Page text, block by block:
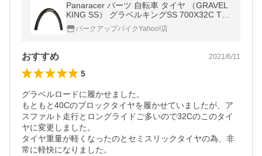
Panaracer パーツ 自転車 タイヤ （GRAVEL
KING SS） グラベルキングSS 700X32C TL
C（ブラック） パナレーサー（自…
パークアップバイクYahoo!店
おすすめ 2021/6/11
5
グラベルロードに履かせました。
もともと40Cのブロックタイヤを履かせていましたが、ア
スファルト走行とロングライドご多いので32Cのこのタイ
ヤに変更しました。
タイヤ重量が軽くなったのとセミスリックタイヤの為、非
常に軽快になりました。